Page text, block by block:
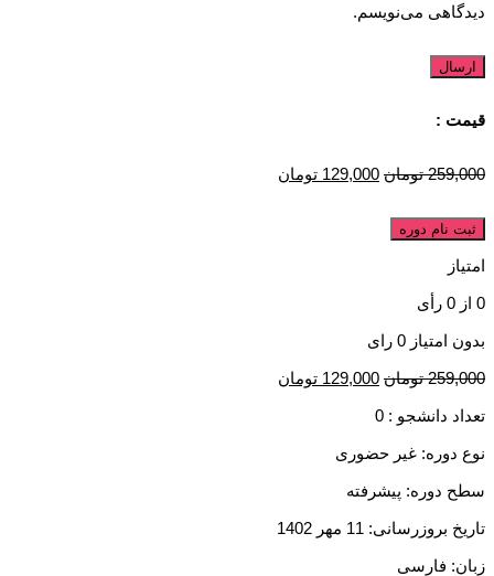
دیدگاهی می‌نویسم.
قیمت :
259,000 تومان 129,000 تومان
ثبت نام دوره
امتیاز
0 از 0 رأی
بدون امتیاز 0 رای
259,000 تومان 129,000 تومان
تعداد دانشجو : 0
نوع دوره: غیر حضوری
سطح دوره: پیشرفته
تاریخ بروزرسانی: 11 مهر 1402
زبان: فارسی